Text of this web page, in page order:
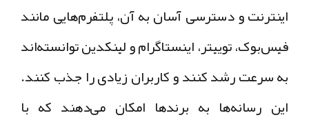
اینترنت و دسترسی آسان به آن، پلتفرم‌هایی مانند
فیس‌بوک، توییتر، اینستاگرام و لینکدین توانسته‌اند
به سرعت رشد کنند و کاربران زیادی را جذب کنند.
این رسانه‌ها به برندها امکان می‌دهند که با